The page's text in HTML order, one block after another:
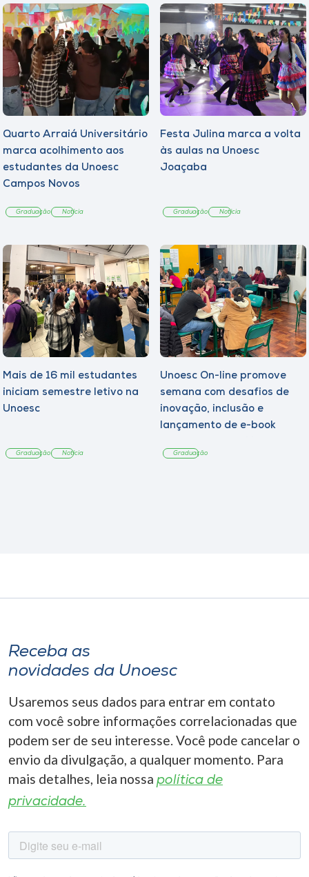
Quarto Arraiá Universitário
marca acolhimento aos
estudantes da Unoesc
Campos Novos
Graduação Notícia
Festa Julina marca a volta
às aulas na Unoesc
Joaçaba
Graduação Notícia
Mais de 16 mil estudantes
iniciam semestre letivo na
Unoesc
Graduação Notícia
Unoesc On-line promove
semana com desafios de
inovação, inclusão e
lançamento de e-book
Graduação
Receba as
novidades da Unoesc
Usaremos seus dados para entrar em contato
com você sobre informações correlacionadas que
podem ser de seu interesse. Você pode cancelar o
envio da divulgação, a qualquer momento. Para
mais detalhes, leia nossa política de
privacidade.